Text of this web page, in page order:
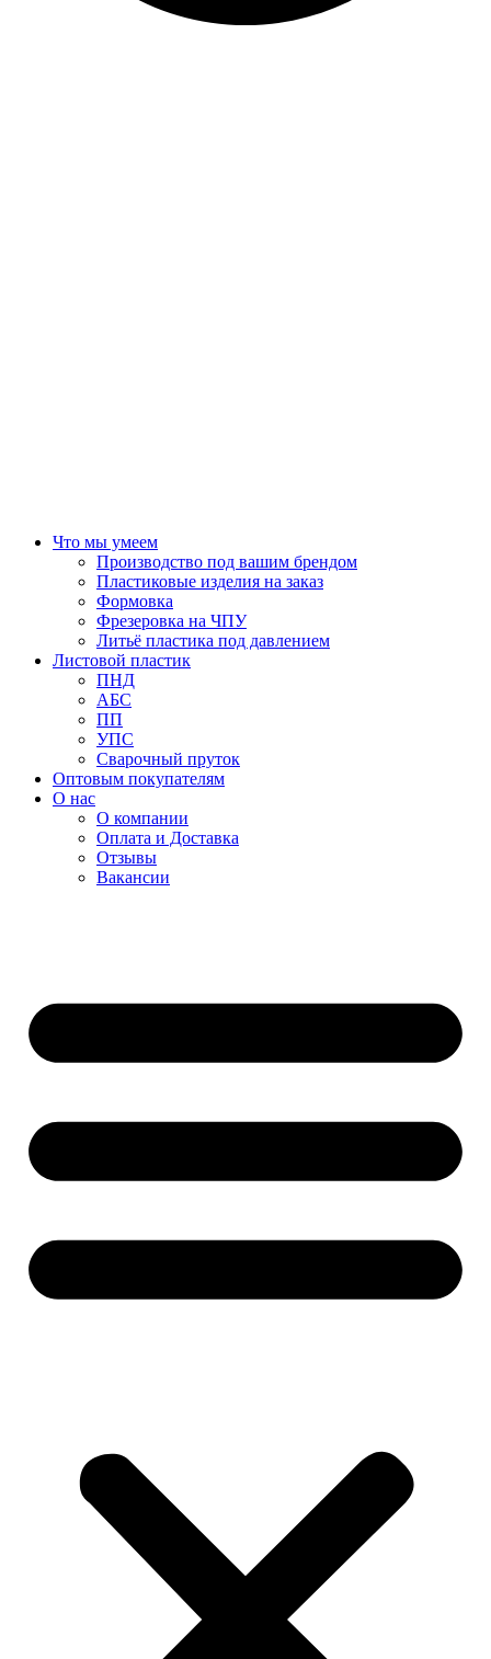
Что мы умеем
Производство под вашим брендом
Пластиковые изделия на заказ
Формовка
Фрезеровка на ЧПУ
Литьё пластика под давлением
Листовой пластик
ПНД
АБС
ПП
УПС
Сварочный пруток
Оптовым покупателям
О нас
О компании
Оплата и Доставка
Отзывы
Вакансии